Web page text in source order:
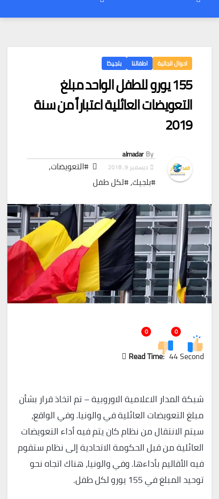
احوال الجالية اطفالنا بلجيكا
155 يورو للطفل الواحد مبلغ
التعويضات العائلية اعتباراً من سنة
2019
By
almadar
ديسمبر 9, 2018 #التعويضات,
#بلجيك,#لكل طفل
0
0
Read Time: 44 Second
شبكة المدار الاعلامية الاوروبية – تم اتخاذ قرار بشأن
مبلغ التعويضات العائلية في والونيا. وفي الواقع،
سيتم الانتقال من نظام كان يتم فيه أداء التعويضات
العائلية من قبل الحكومة الاتحادية إلى نظام ستقوم
فيه الأقاليم بأداءها. وفي والونيا، هناك اتجاه نحو
توحيد المبلغ في 155 يورو لكل طفل.